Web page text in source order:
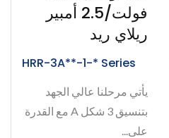
فولت/2.5 أمبير
ريلاي ريد
HRR-3A**-1-* Series
يأتي مرحلنا عالي الجهد
بتنسيق 3 شكل A مع القدرة
على...